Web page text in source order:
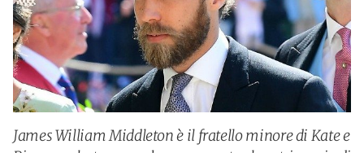
James William Middleton è il fratello minore di Kate e